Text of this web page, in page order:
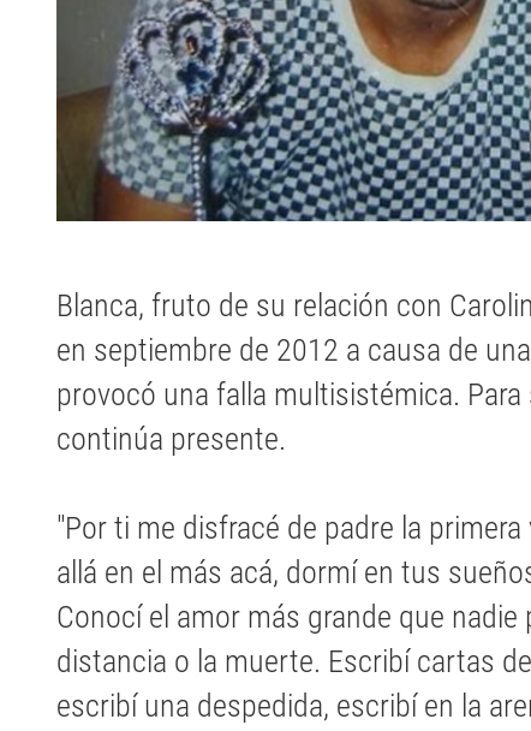
Blanca, fruto de su relación con
en septiembre de 2012 a causa de
provocó una falla multisistémica.
continúa presente.
"Por ti me disfracé de padre la
allá en el más acá, dormí en tus
Conocí el amor más grande que nadie
distancia o la muerte. Escribí cartas
escribí una despedida, escribí en la